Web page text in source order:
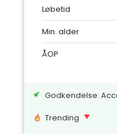
Løbetid
Min. alder
ÅOP
Godkendelse:
Trending